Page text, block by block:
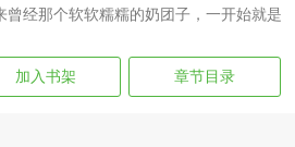
曾经那个软软糯糯的奶团子，一开始就是
加入书架 章节目录